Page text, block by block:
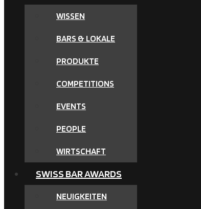
WISSEN
BARS & LOKALE
PRODUKTE
COMPETITIONS
EVENTS
PEOPLE
WIRTSCHAFT
SWISS BAR AWARDS
NEUIGKEITEN